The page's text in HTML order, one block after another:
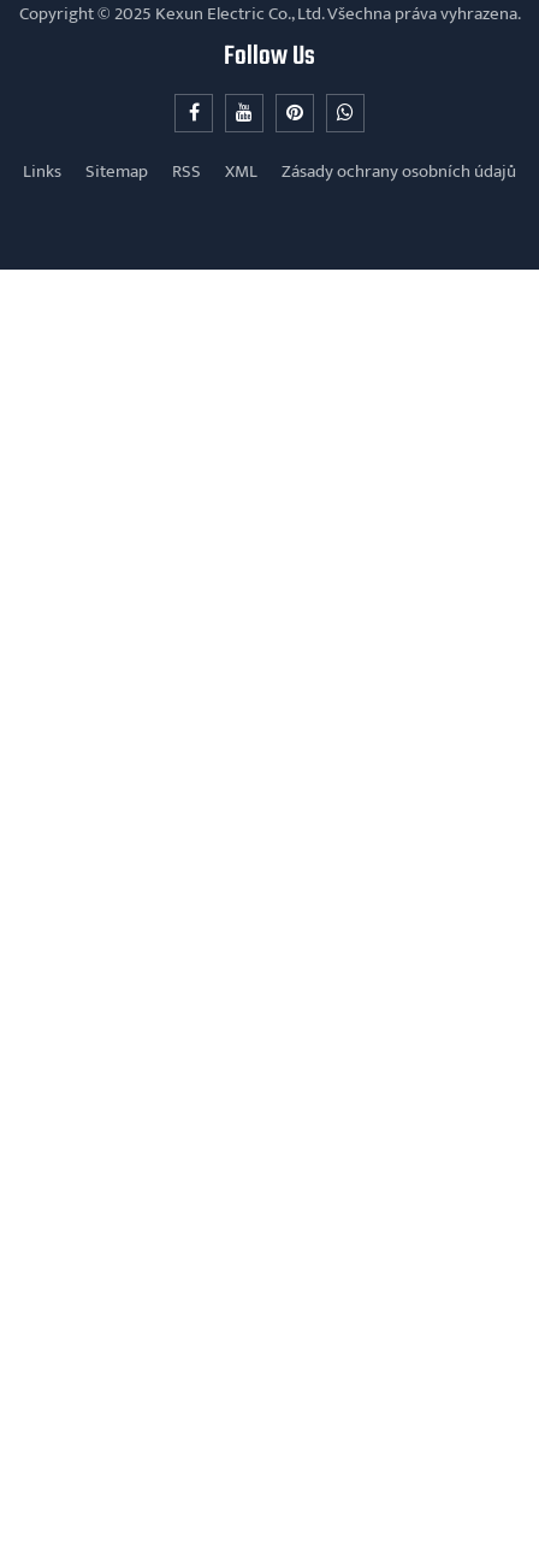
Copyright © 2025 Kexun Electric Co., Ltd. Všechna práva vyhrazena.
Follow Us
Links Sitemap RSS XML Zásady ochrany osobních údajů